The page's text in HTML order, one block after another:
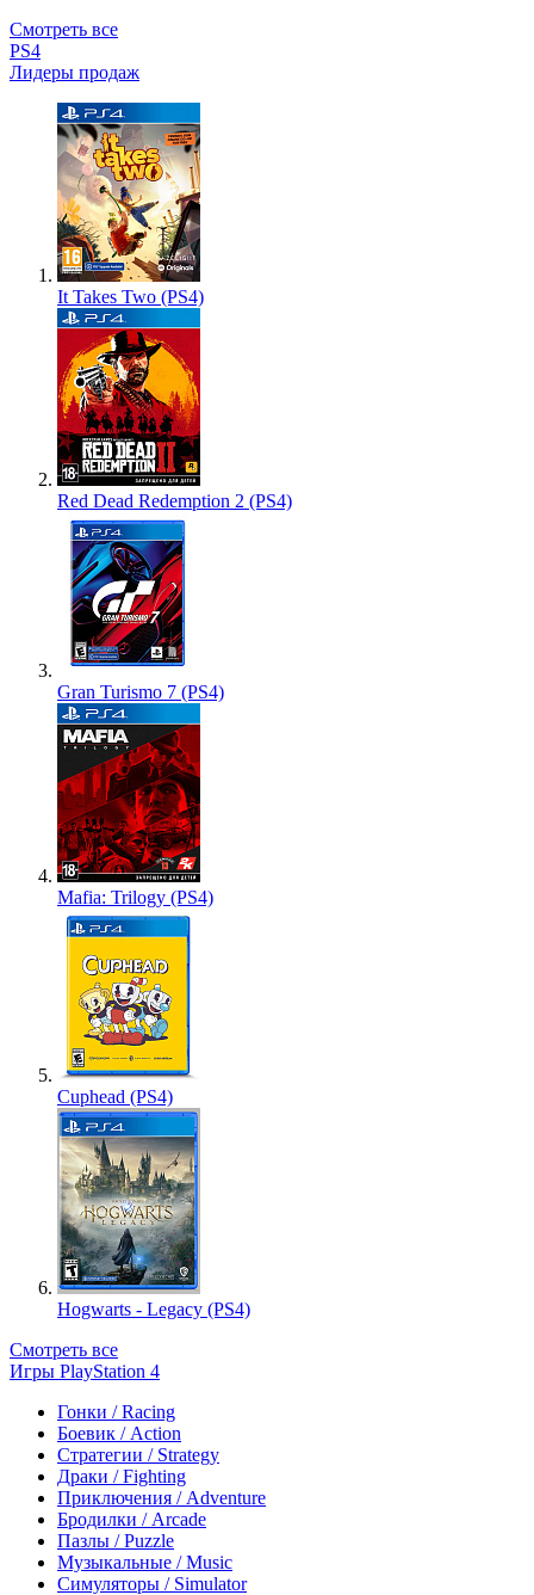
Смотреть все
PS4
Лидеры продаж
It Takes Two (PS4)
Red Dead Redemption 2 (PS4)
Gran Turismo 7 (PS4)
Mafia: Trilogy (PS4)
Cuphead (PS4)
Hogwarts - Legacy (PS4)
Смотреть все
Игры PlayStation 4
Гонки / Racing
Боевик / Action
Стратегии / Strategy
Драки / Fighting
Приключения / Adventure
Бродилки / Arcade
Пазлы / Puzzle
Музыкальные / Music
Симуляторы / Simulator